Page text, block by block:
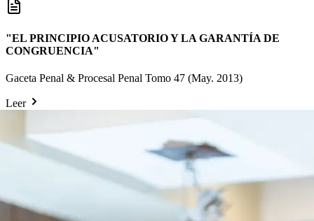
"EL PRINCIPIO ACUSATORIO Y LA GARANTÍA DE
CONGRUENCIA"
Gaceta Penal & Procesal Penal Tomo 47 (May. 2013)
Leer